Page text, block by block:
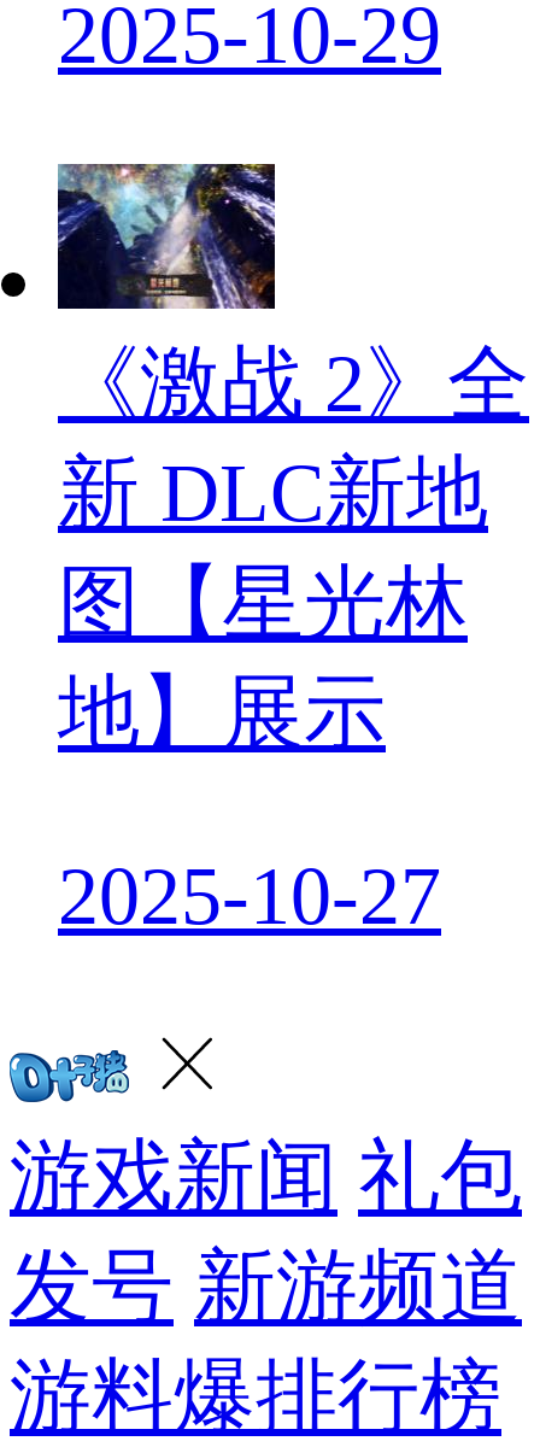
2025-10-29
《激战 2》全
新 DLC新地
图【星光林
地】展示
2025-10-27
游戏新闻 礼包
发号 新游频道
游料爆排行榜